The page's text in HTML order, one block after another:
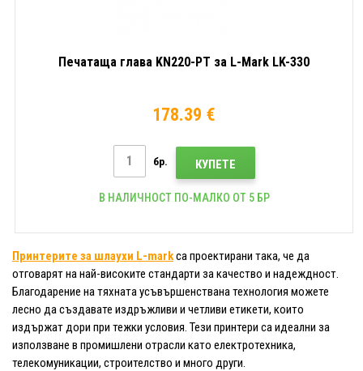
Печатаща глава KN220-PT за L-Mark LK-330
178.39 €
бр. КУПЕТЕ
В НАЛИЧНОСТ ПО-МАЛКО ОТ 5 БР
Принтерите за шлаухи L-markса проектирани така, че да
отговарят на най-високите стандарти за качество и надеждност.
Благодарение на тяхната усъвършенствана технология можете
лесно да създавате издръжливи и четливи етикети, които
издържат дори при тежки условия. Тези принтери са идеални за
използване в промишлени отрасли като електротехника,
телекомуникации, строителство и много други.